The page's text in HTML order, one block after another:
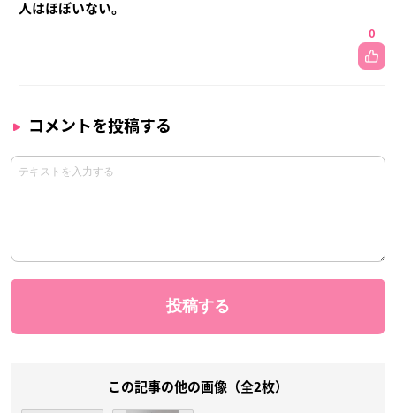
人はほぼいない。
0
コメントを投稿する
この記事の他の画像（全2枚）